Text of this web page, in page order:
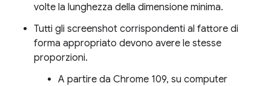
volte la lunghezza della dimensione minima.
Tutti gli screenshot corrispondenti al fattore di
forma appropriato devono avere le stesse
proporzioni.
A partire da Chrome 109, su computer